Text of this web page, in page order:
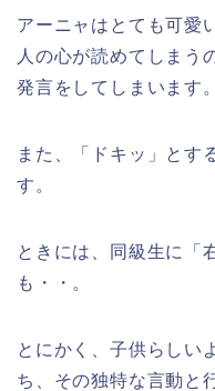
アーニャはとても可愛
人の心が読めてしまう
発言をしてしまいます。
また、「ドキッ」とす
す。
ときには、同級生に「
も・・。
とにかく、子供らしい
ち、その独特な言動と